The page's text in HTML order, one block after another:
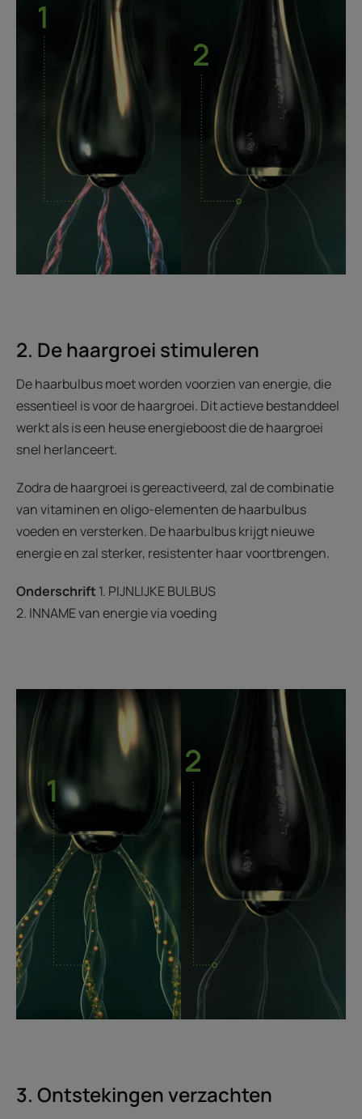
2. De haargroei stimuleren
De haarbulbus moet worden voorzien van energie, die
essentieel is voor de haargroei. Dit actieve bestanddeel
werkt als is een heuse energieboost die de haargroei
snel herlanceert.
Zodra de haargroei is gereactiveerd, zal de combinatie
van vitaminen en oligo-elementen de haarbulbus
voeden en versterken. De haarbulbus krijgt nieuwe
energie en zal sterker, resistenter haar voortbrengen.
Onderschrift 1. PIJNLIJKE BULBUS
2. INNAME van energie via voeding
3. Ontstekingen verzachten